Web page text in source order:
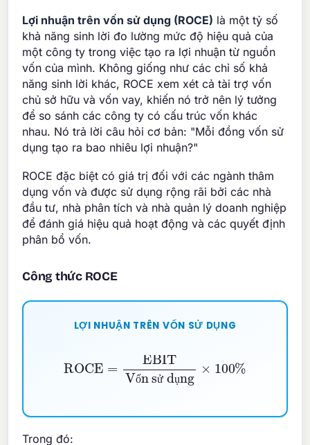
Lợi nhuận trên vốn sử dụng (ROCE) là một tỷ số
khả năng sinh lời đo lường mức độ hiệu quả của
một công ty trong việc tạo ra lợi nhuận từ nguồn
vốn của mình. Không giống như các chỉ số khả
năng sinh lời khác, ROCE xem xét cả tài trợ vốn
chủ sở hữu và vốn vay, khiến nó trở nên lý tưởng
để so sánh các công ty có cấu trúc vốn khác
nhau. Nó trả lời câu hỏi cơ bản: "Mỗi đồng vốn sử
dụng tạo ra bao nhiêu lợi nhuận?"
ROCE đặc biệt có giá trị đối với các ngành thâm
dụng vốn và được sử dụng rộng rãi bởi các nhà
đầu tư, nhà phân tích và nhà quản lý doanh nghiệp
để đánh giá hiệu quả hoạt động và các quyết định
phân bổ vốn.
Công thức ROCE
LỢI NHUẬN TRÊN VỐN SỬ DỤNG
ố ử ụ
Vốn sử dụng
Trong đó: